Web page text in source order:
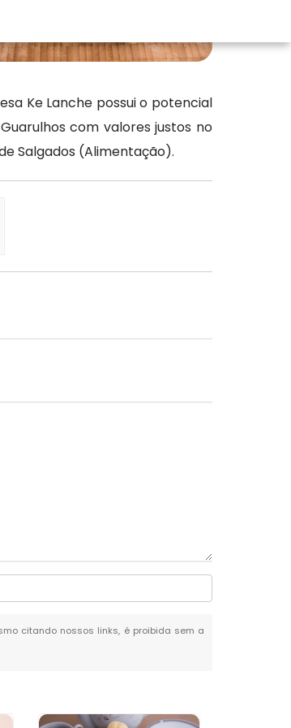
Ke Lanche possui o potencial
com valores justos no
Salgados (Alimentação).
citando nossos links, é proibida sem a